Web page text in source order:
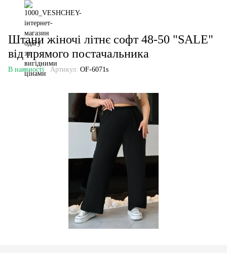
Штани жіночі літнє софт 48-50 "SALE"
від прямого постачальника
В наявності Артикул: OF-6071s